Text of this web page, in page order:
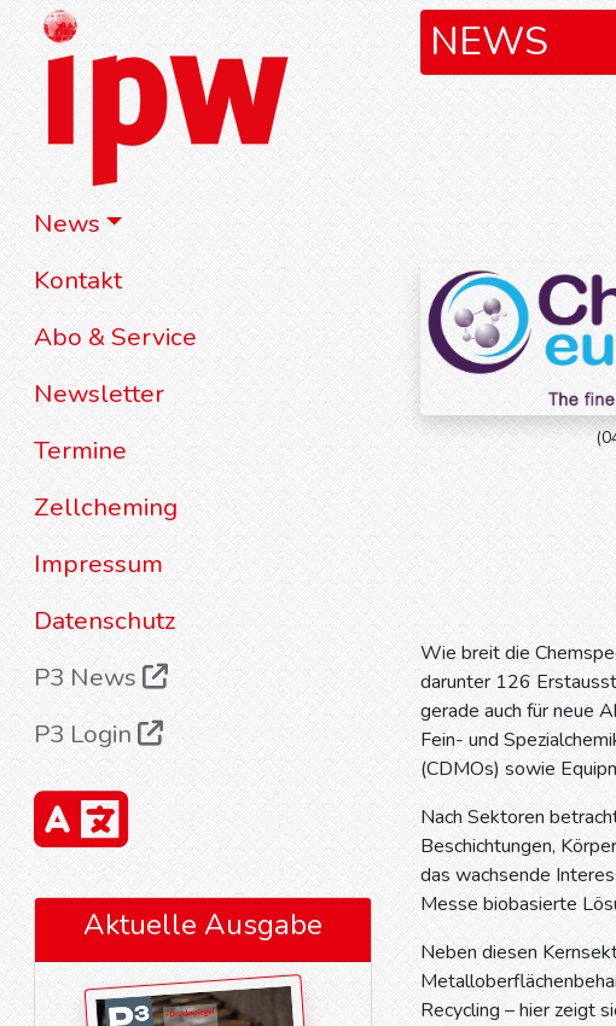
News
Kontakt
Abo & Service
Newsletter
Termine
Zellcheming
Impressum
Datenschutz
P3 News
P3 Login
Aktuelle Ausgabe
NEWS
Wie breit die
darunter 126
gerade auch für neue
Fein- und
(CDMOs) sowie
Nach Sektoren
Beschichtungen,
das wachsende
Messe biobasierte
Neben diesen
Recycling – hier zeigt